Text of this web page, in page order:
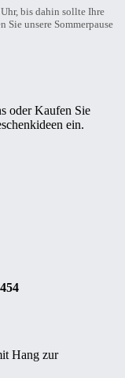
bis dahin sollte Ihre
Sie unsere Sommerpause
oder Kaufen Sie
ein.
Hang zur